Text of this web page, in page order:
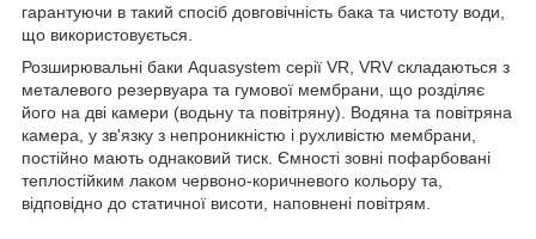
гарантуючи в такий спосіб довговічність бака та чистоту води,
що використовується.
Розширювальні баки Aquasystem серії VR, VRV складаються з
металевого резервуара та гумової мембрани, що розділяє
його на дві камери (водьну та повітряну). Водяна та повітряна
камера, у зв'язку з непроникністю і рухливістю мембрани,
постійно мають однаковий тиск. Ємності зовні пофарбовані
теплостійким лаком червоно-коричневого кольору та,
відповідно до статичної висоти, наповнені повітрям.